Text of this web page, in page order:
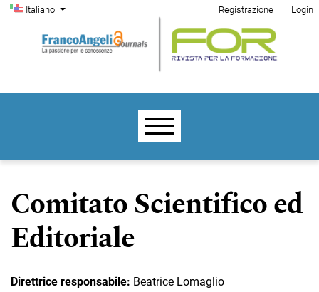
Salta al menu principale di navigazione
Salta al contenuto principale
Salta al piè di pagina del sito
Cambia la lingua. La lingua corrente è:
Italiano
Menu di amministrazione
Registrazione Login
Menu principale
Comitato Scientifico ed
Editoriale
Direttrice responsabile: Beatrice Lomaglio